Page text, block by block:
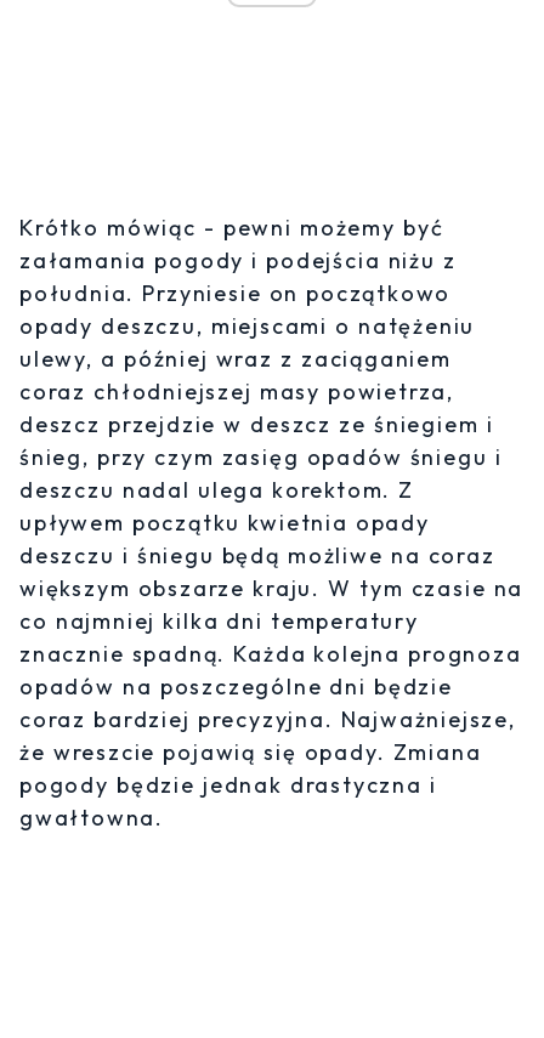
Krótko mówiąc - pewni możemy być
załamania pogody i podejścia niżu z
południa. Przyniesie on początkowo
opady deszczu, miejscami o natężeniu
ulewy, a później wraz z zaciąganiem
coraz chłodniejszej masy powietrza,
deszcz przejdzie w deszcz ze śniegiem i
śnieg, przy czym zasięg opadów śniegu i
deszczu nadal ulega korektom. Z
upływem początku kwietnia opady
deszczu i śniegu będą możliwe na coraz
większym obszarze kraju. W tym czasie na
co najmniej kilka dni temperatury
znacznie spadną. Każda kolejna prognoza
opadów na poszczególne dni będzie
coraz bardziej precyzyjna. Najważniejsze,
że wreszcie pojawią się opady. Zmiana
pogody będzie jednak drastyczna i
gwałtowna.